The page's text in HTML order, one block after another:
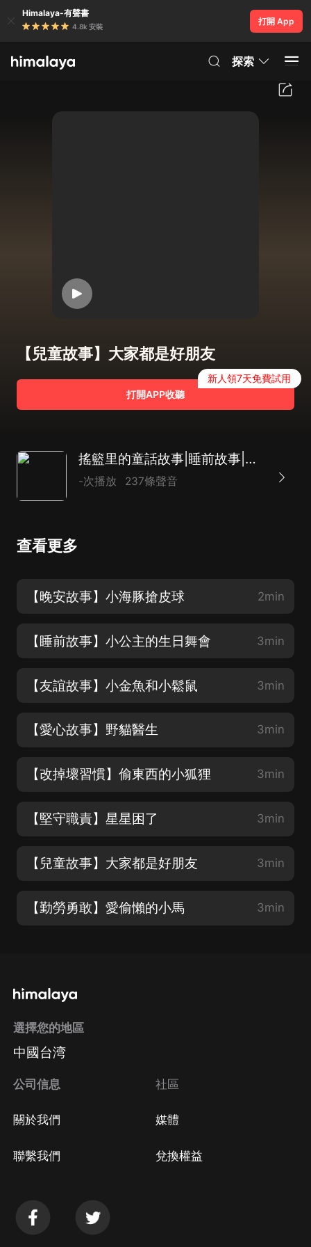
Himalaya-有聲書
4.8k 安裝
打開 App
探索
【兒童故事】大家都是好朋友
打開APP收聽
新人領7天免費試用
搖籃里的童話故事|睡前故事|情商培養
-次播放 237條聲音
查看更多
【晚安故事】小海豚搶皮球 2min
【睡前故事】小公主的生日舞會 3min
【友誼故事】小金魚和小鬆鼠 3min
【愛心故事】野貓醫生 3min
【改掉壞習慣】偷東西的小狐狸 3min
【堅守職責】星星困了 3min
【兒童故事】大家都是好朋友 3min
【勤勞勇敢】愛偷懶的小馬 3min
選擇您的地區
中國台湾
公司信息
關於我們
聯繫我們
社區
媒體
兌換權益